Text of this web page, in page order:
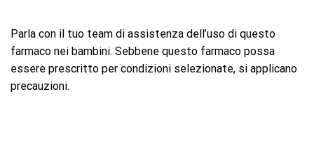
Parla con il tuo team di assistenza dell’uso di questo
farmaco nei bambini. Sebbene questo farmaco possa
essere prescritto per condizioni selezionate, si applicano
precauzioni.